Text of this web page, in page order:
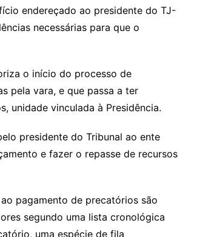
endereçado ao presidente do TJ-
necessárias para que o
o início do processo de
pela vara, e que passa a ter
unidade vinculada à Presidência.
presidente do Tribunal ao ente
e fazer o repasse de recursos
pagamento de precatórios são
segundo uma lista cronológica
uma espécie de fila